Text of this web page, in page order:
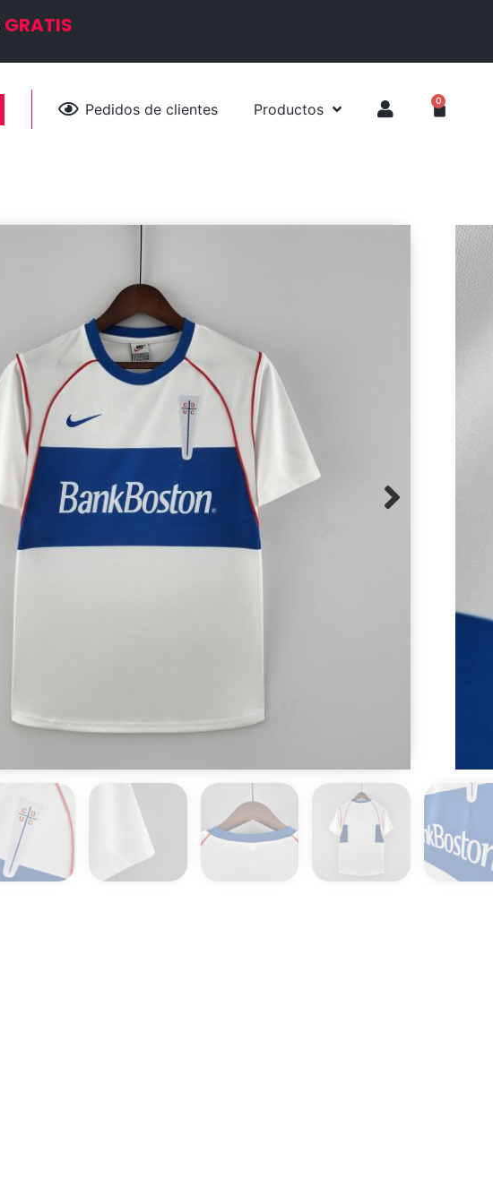
GRATIS
Pedidos de clientes Productos 0